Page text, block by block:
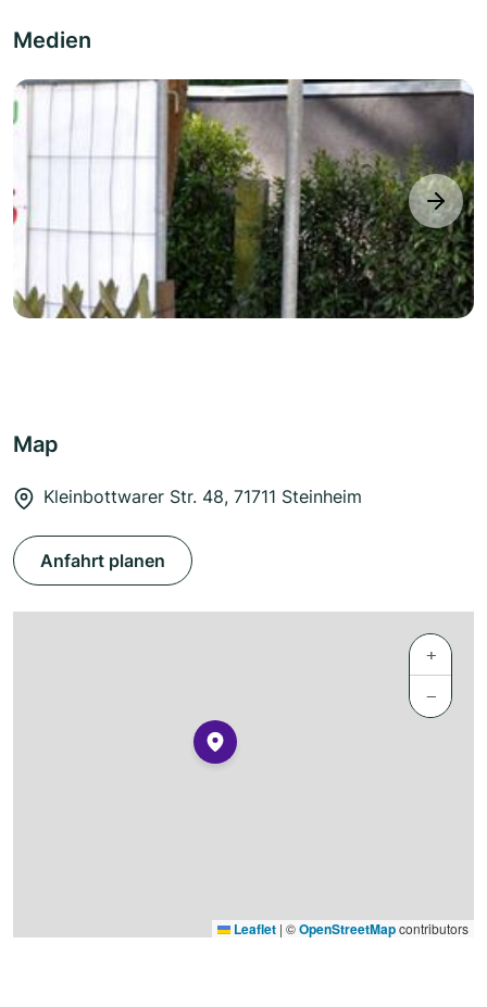
Medien
next
Map
Kleinbottwarer Str. 48, 71711 Steinheim
Anfahrt planen
+
−
Leaflet | ©OpenStreetMapcontributors